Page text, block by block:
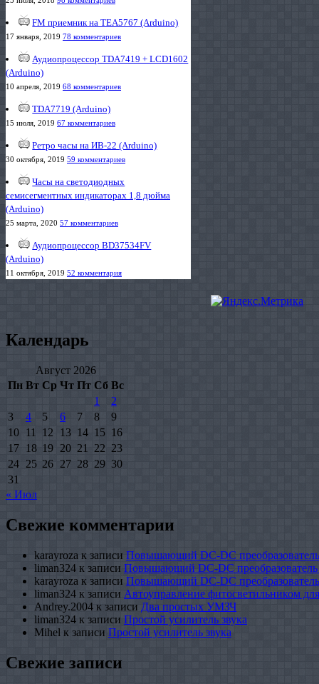
FM приемник на TEA5767 (Arduino)
17 января, 2019 78 комментариев
Аудиопроцессор TDA7419 + LCD1602
(Arduino)
10 апреля, 2019 68 комментариев
TDA7719 (Arduino)
15 июля, 2019 67 комментариев
Ретро часы на ИВ-22 (Arduino)
30 октября, 2019 59 комментариев
Часы на светодиодных
семисегментных индикаторах 1,8 дюйма
(Arduino)
25 марта, 2020 57 комментариев
Аудиопроцессор BD37534FV
(Arduino)
11 октября, 2019 52 комментария
Календарь
Август 2026
Пн Вт Ср Чт Пт Сб Вс
1
2
3
4 5 6 7 8
9
10
11 12 13 14 15 16
17
18 19 20 21 22 23
24 25 26 27 28 29 30
31
« Июл
Свежие комментарии
karayroza к записи Повышающий DC-DC
liman324 к записи Повышающий DC-DC
karayroza к записи Повышающий DC-DC
liman324 к записи Автоуправление фитосветильником
Andrey.2004 к записи Два простых УМЗЧ
liman324 к записи Простой усилитель звука
Mihel к записи Простой усилитель звука
Свежие записи